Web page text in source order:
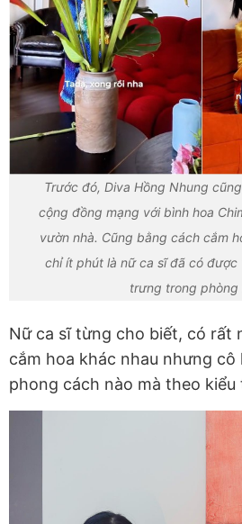
Trước đó, Diva Hồng Nhung
cộng đồng mạng với bình hoa
vườn nhà. Cũng bằng cách cắm
chỉ ít phút là nữ ca sĩ đã có được
trưng trong phòng
Nữ ca sĩ từng cho biết, có rất
cắm hoa khác nhau nhưng
phong cách nào mà theo kiểu